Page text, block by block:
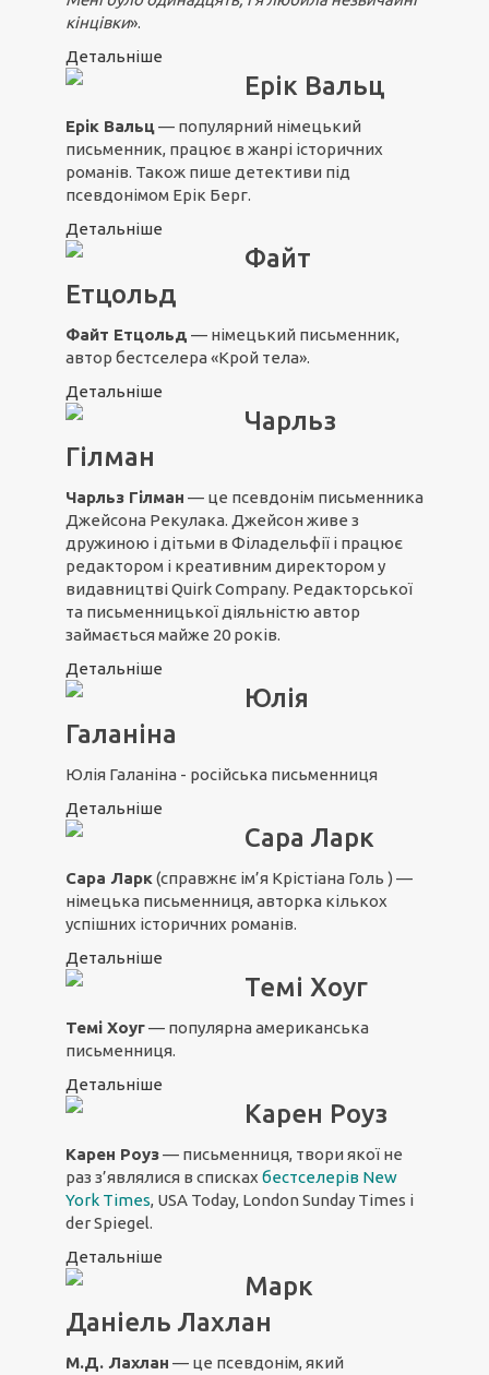
кінцівки».
Детальніше
Ерік Вальц
Ерік Вальц— популярний німецький
письменник, працює в жанрі історичних
романів. Також пише детективи під
псевдонімом Ерік Берг.
Детальніше
Файт
Етцольд
Файт Етцольд — німецький письменник,
автор бестселера «Крой тела».
Детальніше
Чарльз
Гілман
Чарльз Гілман — це псевдонім письменника
Джейсона Рекулака. Джейсон живе з
дружиною і дітьми в Філадельфії і працює
редактором і креативним директором у
видавництві Quirk Company. Редакторської
та письменницької діяльністю автор
займається майже 20 років.
Детальніше
Юлія
Галаніна
Юлія Галаніна - російська письменниця
Детальніше
Сара Ларк
Сара Ларк(справжнє ім’я Крістіана Голь ) —
німецька письменниця, авторка кількох
успішних історичних романів.
Детальніше
Темі Хоуг
Темі Хоуг— популярна американська
письменниця.
Детальніше
Карен Роуз
Карен Роуз— письменниця, твори якої не
раз з’являлися в списках бестселерів New
York Times, USA Today, London Sunday Times і
der Spiegel.
Детальніше
Марк
Даніель Лахлан
М.Д. Лахлан — це псевдонім, який